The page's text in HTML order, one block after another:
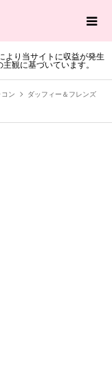
より当サイトに収益が発生
観に基づいています。
ン
ダッフィー＆フレンズ